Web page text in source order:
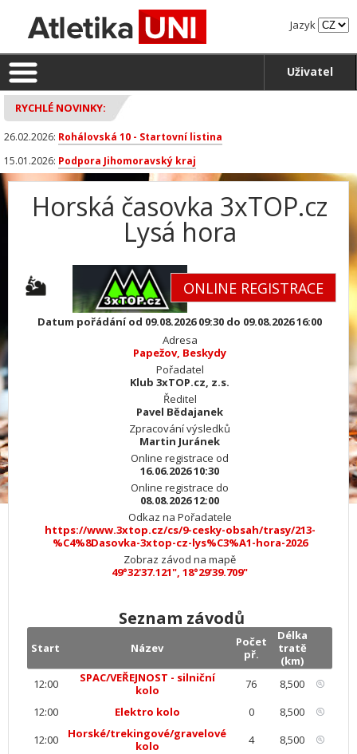
Jazyk
Uživatel
RYCHLÉ NOVINKY:
26.02.2026: Rohálovská 10 - Startovní listina
15.01.2026: Podpora Jihomoravský kraj
Horská časovka 3xTOP.cz
Lysá hora
Datum pořádání od 09.08.2026 09:30 do 09.08.2026 16:00
Adresa
Papežov, Beskydy
Pořadatel
Klub 3xTOP.cz, z.s.
Ředitel
Pavel Bědajanek
Zpracování výsledků
Martin Juránek
Online registrace od
16.06.2026 10:30
Online registrace do
08.08.2026 12:00
Odkaz na Pořadatele
https://www.3xtop.cz/cs/9-cesky-obsah/trasy/213-
%C4%8Dasovka-3xtop-cz-lys%C3%A1-hora-2026
Zobraz závod na mapě
49°32'37.121", 18°29'39.709"
Seznam závodů
Start Název
Počet
př.
Délka
tratě
(km)
12:00
SPAC/VEŘEJNOST - silniční
kolo
76
8,500
12:00
Elektro kolo 0
8,500
12:00
Horské/trekingové/gravelové
kolo
4
8,500